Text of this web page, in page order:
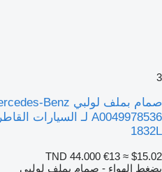
3
1832L
TND 44.000 €13 ≈ $15.02
بضغط الهواء - صمام بملف لولبي